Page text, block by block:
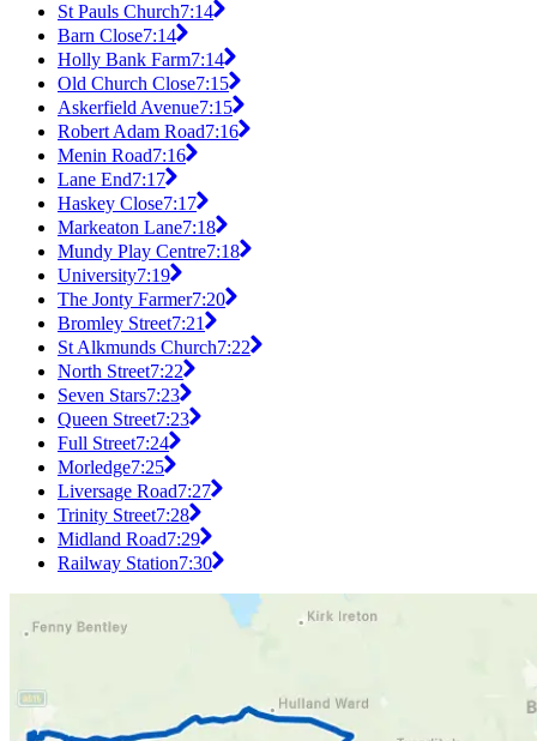
St Pauls Church7:14
Barn Close7:14
Holly Bank Farm7:14
Old Church Close7:15
Askerfield Avenue7:15
Robert Adam Road7:16
Menin Road7:16
Lane End7:17
Haskey Close7:17
Markeaton Lane7:18
Mundy Play Centre7:18
University7:19
The Jonty Farmer7:20
Bromley Street7:21
St Alkmunds Church7:22
North Street7:22
Seven Stars7:23
Queen Street7:23
Full Street7:24
Morledge7:25
Liversage Road7:27
Trinity Street7:28
Midland Road7:29
Railway Station7:30